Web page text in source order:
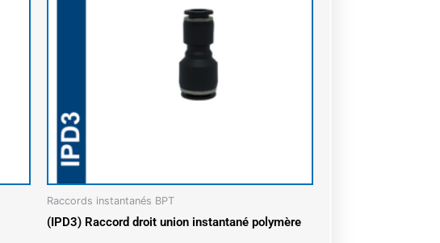
Raccords instantanés BPT
(IPD3) Raccord droit union instantané polymère